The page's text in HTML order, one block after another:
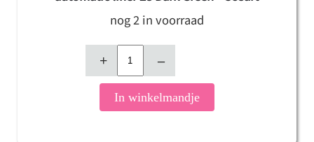
nog 2 in voorraad
+ –
In winkelmandje